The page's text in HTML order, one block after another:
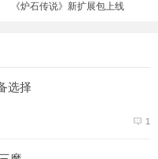
《炉石传说》新扩展包上线
选择
1